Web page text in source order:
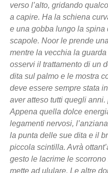
verso l’alto, gridando
a capire. Ha la schiena
e una gobba lungo la spina
scapole. Noor le prende
mentre la vecchia la
osservi il trattamento di un
dita sul palmo e le mostra
deve essere sempre stata
aver atteso tutti quegli
Appena quella dolce
legamenti nervosi,
la punta delle sue dita e il
piccola scintilla. Avrà
gesto le lacrime le
mette ad ululare. Le altre